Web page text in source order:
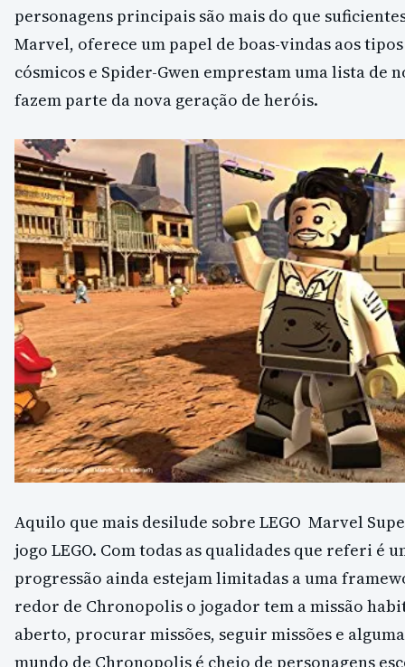
personagens principais são mais do que
Marvel, oferece um papel de boas-vindas aos
cósmicos e Spider-Gwen emprestam uma lista de
fazem parte da nova geração de heróis.
Aquilo que mais desilude sobre LEGO Marvel
jogo LEGO. Com todas as qualidades que referi é
progressão ainda estejam limitadas a uma
redor de Chronopolis o jogador tem a missão
aberto, procurar missões, seguir missões e
mundo de Chronopolis é cheio de personagens